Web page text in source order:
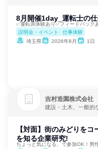
8月開催1day_運転士の
✅運転席体験あり✅フィードバック
説明会・イベント
仕事体験
埼玉県
2026年8月 1日
吉村造園株式会社
建設・土木、一般的
【対面】街のみどりを
を知る企業研究!
ちょっと気になる、で参加OK！男